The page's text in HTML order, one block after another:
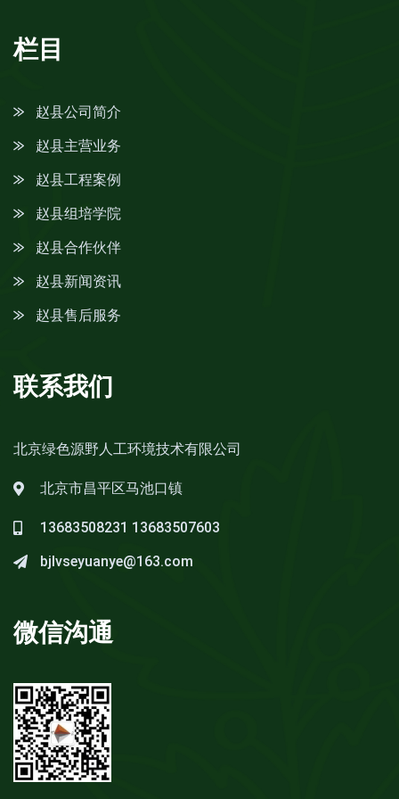
栏目
赵县公司简介
赵县主营业务
赵县工程案例
赵县组培学院
赵县合作伙伴
赵县新闻资讯
赵县售后服务
联系我们
北京绿色源野人工环境技术有限公司
北京市昌平区马池口镇
13683508231 13683507603
bjlvseyuanye@163.com
微信沟通